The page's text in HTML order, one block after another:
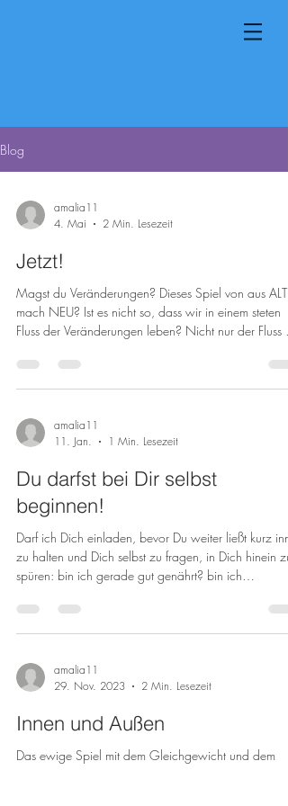
Blog
amalia11
4. Mai
2 Min. Lesezeit
Jetzt!
Magst du Veränderungen? Dieses Spiel von aus ALT
mach NEU? Ist es nicht so, dass wir in einem steten
Fluss der Veränderungen leben? Nicht nur der Fluss
alle Zyklen unseres Lebens. Einer der prägnantesten,
der dennoch relativ wenig Beachtung findet, ist der
NEU und aus NEU wurde ALT. Wir machen es rund
23.000 Mal am Tag – es hält uns am Leben. Es ist
amalia11
11. Jan.
1 Min. Lesezeit
Du darfst bei Dir selbst
beginnen!
Darf ich Dich einladen, bevor Du weiter ließt kurz inne
zu halten und Dich selbst zu fragen, in Dich hinein zu
spüren: bin ich gerade gut genährt? bin ich
in einer guten Verbindung mit meinem Innersten, so
ich in Leichtigkeit den Kindern (und vielleicht sind es
Erwachsene in Deinem Umfeld) das geben kann was
sie gerade brauchen? Was hast Du in Dir gehört? Ja,
amalia11
29. Nov. 2023
2 Min. Lesezeit
Innen und Außen
Das ewige Spiel mit dem Gleichgewicht und dem